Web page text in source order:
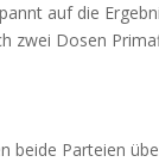
auf die
zwei Dosen
beide Parteien